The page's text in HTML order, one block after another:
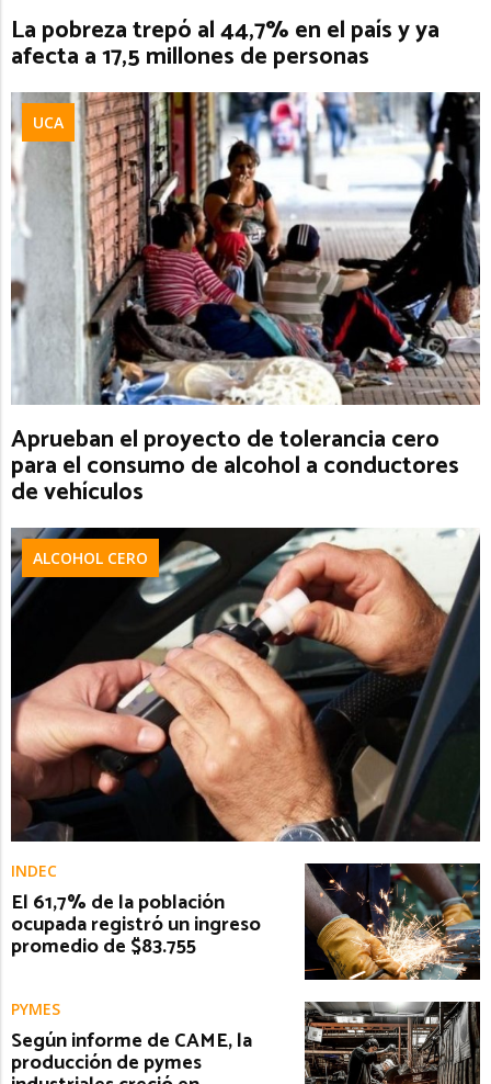
La pobreza trepó al 44,7% en el país y ya
afecta a 17,5 millones de personas
UCA
Aprueban el proyecto de tolerancia cero
para el consumo de alcohol a conductores
de vehículos
ALCOHOL CERO
INDEC
El 61,7% de la población
ocupada registró un ingreso
promedio de $83.755
PYMES
Según informe de CAME, la
producción de pymes